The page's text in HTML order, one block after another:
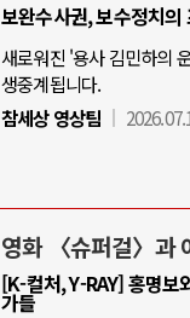
보완수사권, 보수정치
새로워진 '용사 김민하의
생중계됩니다.
참세상 영상팀
영화 〈슈퍼걸〉과
[K-컬처, Y-RAY] 홍명보
가들